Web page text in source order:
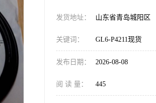
发货地址： 山东省青岛城阳区
关键词： GL6-P4211现货
发布日期： 2026-08-08
阅 读 量： 445